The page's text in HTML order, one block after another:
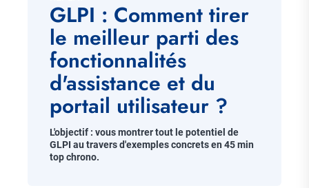
GLPI : Comment tirer
le meilleur parti des
fonctionnalités
d'assistance et du
portail utilisateur ?
Chapo
L'objectif : vous montrer tout le potentiel de
GLPI au travers d'exemples concrets en 45 min
top chrono.